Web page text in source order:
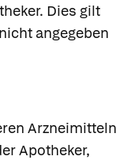
Dies gilt
angegeben
Arzneimitteln
Apotheker,